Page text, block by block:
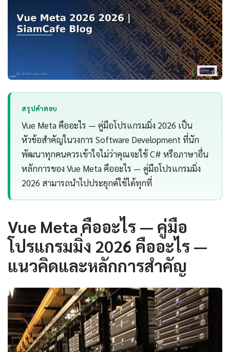
สรุปคำตอบ
Vue Meta คืออะไร — คู่มือโปรแกรมมิ่ง 2026 เป็น
หัวข้อสำคัญในวงการ Software Development ที่นัก
พัฒนาทุกคนควรเข้าใจไม่ว่าคุณจะใช้ C# หรือภาษาอื่น
หลักการของ Vue Meta คืออะไร — คู่มือโปรแกรมมิ่ง
2026 สามารถนำไปประยุกต์ใช้ได้ทุกที่
Vue Meta คืออะไร — คู่มือ
โปรแกรมมิ่ง 2026 คืออะไร —
แนวคิดและหลักการสำคัญ